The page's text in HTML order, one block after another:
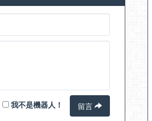
我不是機器人！ 留言